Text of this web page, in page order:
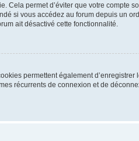
Cela permet d’éviter que votre compte
si vous accédez au forum depuis un
ait désactivé cette fonctionnalité.
permettent également d’enregistrer
récurrents de connexion et de